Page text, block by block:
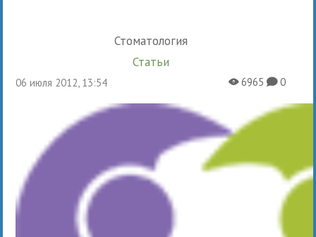
Стоматология
Статьи
06 июля 2012, 13:54 X6965K0